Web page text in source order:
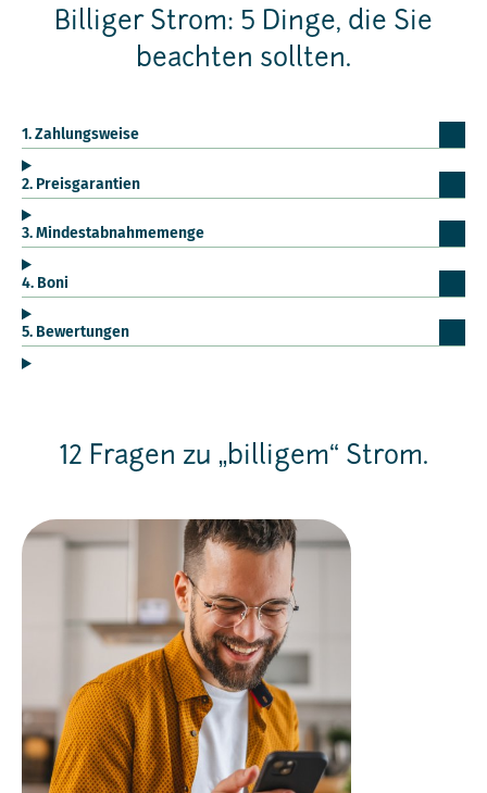
Billiger Strom: 5 Dinge, die Sie
beachten sollten.
1. Zahlungsweise
2. Preisgarantien
3. Mindestabnahmemenge
4. Boni
5. Bewertungen
12 Fragen zu „billigem“ Strom.